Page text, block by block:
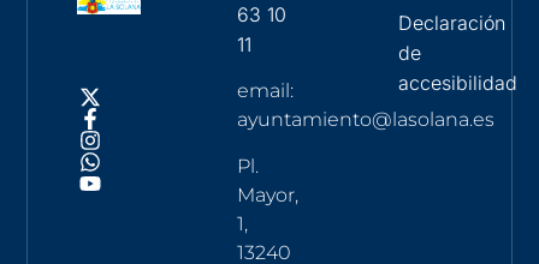
63 10
11
email:
ayuntamiento@lasolana.es
Pl.
Mayor,
1,
13240
Declaración
de
accesibilidad